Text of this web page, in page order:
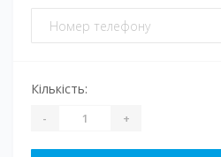
Кількість:
- +